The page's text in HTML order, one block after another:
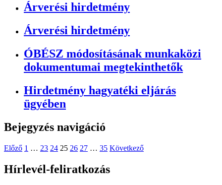
Árverési hirdetmény
Árverési hirdetmény
ÓBÉSZ módosításának munkaközi
dokumentumai megtekinthetők
Hirdetmény hagyatéki eljárás
ügyében
Bejegyzés navigáció
Előző 1 … 23 24 25 26 27 … 35 Következő
Hírlevél-feliratkozás